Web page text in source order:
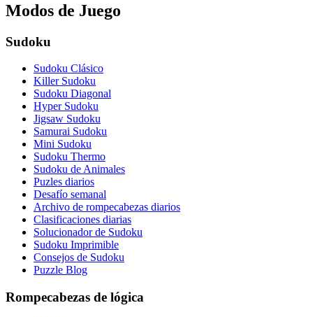
Modos de Juego
Sudoku
Sudoku Clásico
Killer Sudoku
Sudoku Diagonal
Hyper Sudoku
Jigsaw Sudoku
Samurai Sudoku
Mini Sudoku
Sudoku Thermo
Sudoku de Animales
Puzles diarios
Desafío semanal
Archivo de rompecabezas diarios
Clasificaciones diarias
Solucionador de Sudoku
Sudoku Imprimible
Consejos de Sudoku
Puzzle Blog
Rompecabezas de lógica